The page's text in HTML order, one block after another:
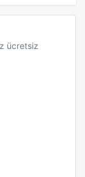
ücretsiz